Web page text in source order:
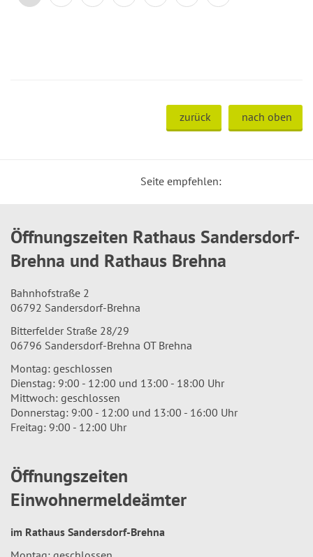
zurück nach oben
Seite empfehlen:
Öffnungszeiten Rathaus Sandersdorf-
Brehna und Rathaus Brehna
Bahnhofstraße 2
06792 Sandersdorf-Brehna
Bitterfelder Straße 28/29
06796 Sandersdorf-Brehna OT Brehna
Montag: geschlossen
Dienstag: 9:00 - 12:00 und 13:00 - 18:00 Uhr
Mittwoch: geschlossen
Donnerstag: 9:00 - 12:00 und 13:00 - 16:00 Uhr
Freitag: 9:00 - 12:00 Uhr
Öffnungszeiten
Einwohnermeldeämter
im Rathaus Sandersdorf-Brehna